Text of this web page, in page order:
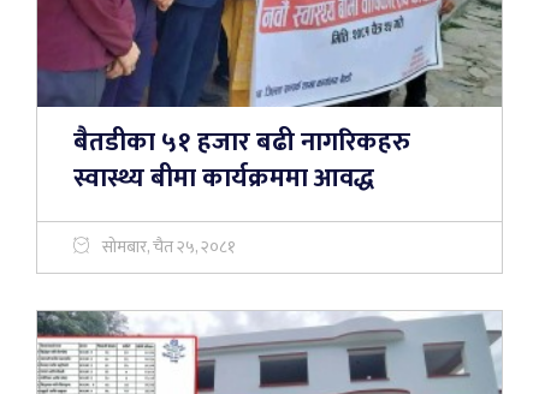
बैतडीका ५१ हजार बढी नागरिकहरु
स्वास्थ्य बीमा कार्यक्रममा आवद्ध
सोमबार, चैत २५, २०८१